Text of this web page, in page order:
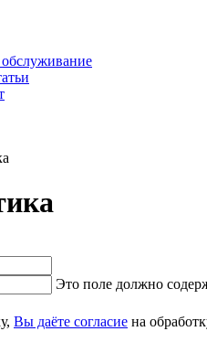
Это поле должно
Вы даёте согласие на